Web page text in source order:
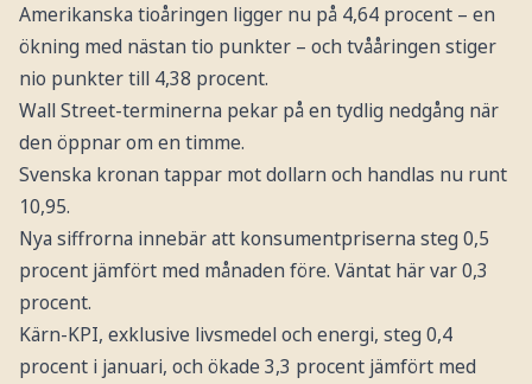
Amerikanska tioåringen ligger nu på 4,64 procent – en
ökning med nästan tio punkter – och tvååringen stiger
nio punkter till 4,38 procent.
Wall Street-terminerna pekar på en tydlig nedgång när
den öppnar om en timme.
Svenska kronan tappar mot dollarn och handlas nu runt
10,95.
Nya siffrorna innebär att konsumentpriserna steg 0,5
procent jämfört med månaden före. Väntat här var 0,3
procent.
Kärn-KPI, exklusive livsmedel och energi, steg 0,4
procent i januari, och ökade 3,3 procent jämfört med